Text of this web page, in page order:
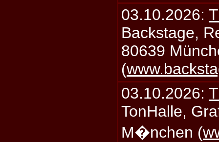
03.10.2026:
Backstage,
80639
(
03.10.2026:
TonHalle,
M�nchen (